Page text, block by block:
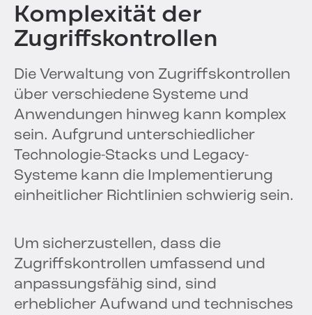
Komplexität der
Zugriffskontrollen
Die Verwaltung von Zugriffskontrollen
über verschiedene Systeme und
Anwendungen hinweg kann komplex
sein. Aufgrund unterschiedlicher
Technologie-Stacks und Legacy-
Systeme kann die Implementierung
einheitlicher Richtlinien schwierig sein.
Um sicherzustellen, dass die
Zugriffskontrollen umfassend und
anpassungsfähig sind, sind
erheblicher Aufwand und technisches